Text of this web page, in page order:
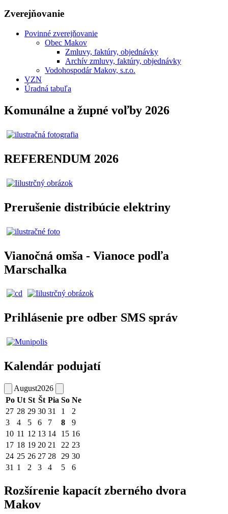
Zverejňovanie
Povinné zverejňovanie
Obec Makov
Zmluvy, faktúry, objednávky
Archív zmluvy, faktúry, objednávky
Vodohospodár Makov, s.r.o.
VZN
Úradná tabuľa
Komunálne a župné voľby 2026
REFERENDUM 2026
Prerušenie distribúcie elektriny
Vianočná omša - Vianoce podľa
Marschalka
Prihlásenie pre odber SMS správ
Kalendár podujatí
August2026
Po Ut St Št Pia So Ne
27 28 29 30 31 1
2
3
4 5 6 7 8
9
10 11 12 13 14 15 16
17 18 19 20 21 22 23
24 25 26 27 28 29 30
31 1 2 3 4 5 6
Rozšírenie kapacít zberného dvora
Makov